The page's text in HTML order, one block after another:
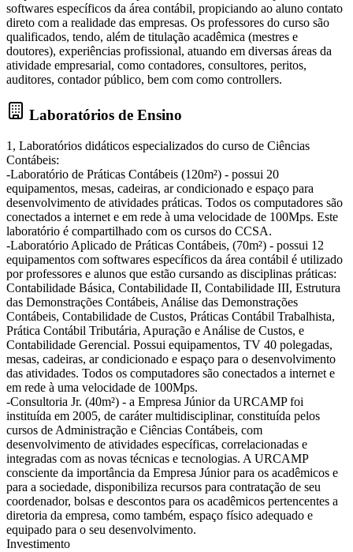
softwares específicos da área contábil, propiciando ao aluno contato
direto com a realidade das empresas. Os professores do curso são
qualificados, tendo, além de titulação acadêmica (mestres e
doutores), experiências profissional, atuando em diversas áreas da
atividade empresarial, como contadores, consultores, peritos,
auditores, contador público, bem com como controllers.
Laboratórios de Ensino
1, Laboratórios didáticos especializados do curso de Ciências
Contábeis:
-Laboratório de Práticas Contábeis (120m²) - possui 20
equipamentos, mesas, cadeiras, ar condicionado e espaço para
desenvolvimento de atividades práticas. Todos os computadores são
conectados a internet e em rede à uma velocidade de 100Mps. Este
laboratório é compartilhado com os cursos do CCSA.
-Laboratório Aplicado de Práticas Contábeis, (70m²) - possui 12
equipamentos com softwares específicos da área contábil é utilizado
por professores e alunos que estão cursando as disciplinas práticas:
Contabilidade Básica, Contabilidade II, Contabilidade III, Estrutura
das Demonstrações Contábeis, Análise das Demonstrações
Contábeis, Contabilidade de Custos, Práticas Contábil Trabalhista,
Prática Contábil Tributária, Apuração e Análise de Custos, e
Contabilidade Gerencial. Possui equipamentos, TV 40 polegadas,
mesas, cadeiras, ar condicionado e espaço para o desenvolvimento
das atividades. Todos os computadores são conectados a internet e
em rede à uma velocidade de 100Mps.
-Consultoria Jr. (40m²) - a Empresa Júnior da URCAMP foi
instituída em 2005, de caráter multidisciplinar, constituída pelos
cursos de Administração e Ciências Contábeis, com
desenvolvimento de atividades específicas, correlacionadas e
integradas com as novas técnicas e tecnologias. A URCAMP
consciente da importância da Empresa Júnior para os acadêmicos e
para a sociedade, disponibiliza recursos para contratação de seu
coordenador, bolsas e descontos para os acadêmicos pertencentes a
diretoria da empresa, como também, espaço físico adequado e
equipado para o seu desenvolvimento.
Investimento